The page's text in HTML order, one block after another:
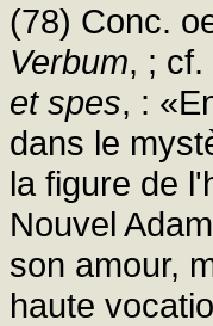
(78) Conc.
Verbum, ;
et spes, :
dans le
la figure de
Nouvel
son amour,
haute